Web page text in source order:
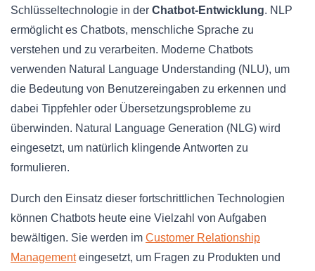
Schlüsseltechnologie in der Chatbot-Entwicklung. NLP
ermöglicht es Chatbots, menschliche Sprache zu
verstehen und zu verarbeiten. Moderne Chatbots
verwenden Natural Language Understanding (NLU), um
die Bedeutung von Benutzereingaben zu erkennen und
dabei Tippfehler oder Übersetzungsprobleme zu
überwinden. Natural Language Generation (NLG) wird
eingesetzt, um natürlich klingende Antworten zu
formulieren.
Durch den Einsatz dieser fortschrittlichen Technologien
können Chatbots heute eine Vielzahl von Aufgaben
bewältigen. Sie werden im Customer Relationship
Managementeingesetzt, um Fragen zu Produkten und